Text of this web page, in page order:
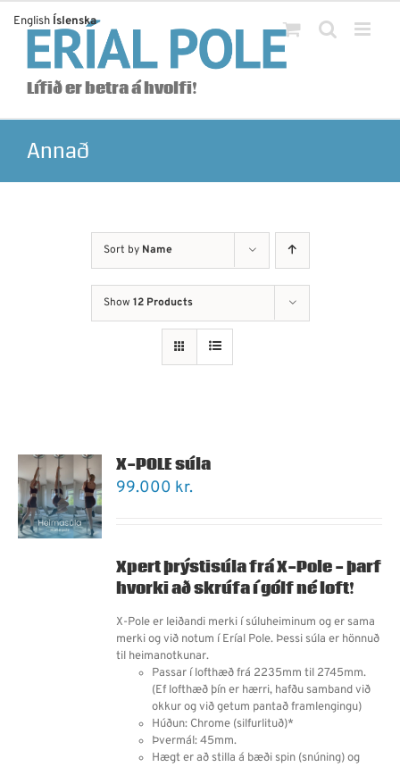
content
Lífið er betra á hvolfi!
Annað
Sort by Name
Show 12 Products
X-POLE súla
99.000 kr.
Xpert þrýstisúla frá X-Pole - þarf
hvorki að skrúfa í gólf né loft!
X-Pole er leiðandi merki í súluheiminum og er sama
merki og við notum í Eríal Pole. Þessi súla er hönnuð
til heimanotkunar.
Passar í lofthæð frá 2235mm til 2745mm.
(Ef lofthæð þín er hærri, hafðu samband við
okkur og við getum pantað framlengingu)
Húðun: Chrome (silfurlituð)*
Þvermál: 45mm.
Hægt er að stilla á bæði spin (snúning) og
English Íslenska